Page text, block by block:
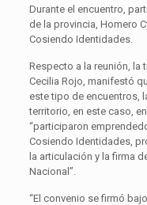
Durante el encuentro,
de la provincia, Homero
Cosiendo Identidades.
Respecto a la reunión, la
Cecilia Rojo, manifestó
este tipo de encuentros,
territorio, en este caso,
“participaron
Cosiendo Identidades,
la articulación y la firma
Nacional”.
“El convenio se firmó